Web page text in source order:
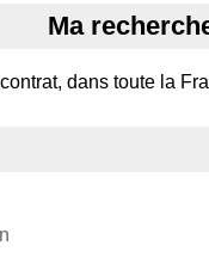
Ma
dans toute la